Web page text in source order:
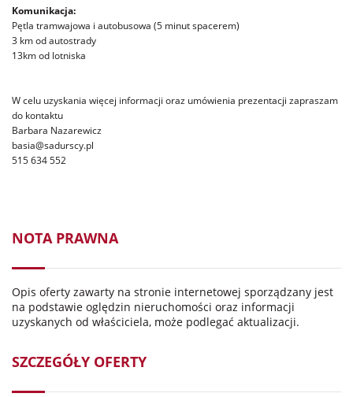
Komunikacja:
Pętla tramwajowa i autobusowa (5 minut spacerem)
3 km od autostrady
13km od lotniska
W celu uzyskania więcej informacji oraz umówienia prezentacji zapraszam
do kontaktu
Barbara Nazarewicz
basia@sadurscy.pl
515 634 552
NOTA PRAWNA
Opis oferty zawarty na stronie internetowej sporządzany jest
na podstawie oględzin nieruchomości oraz informacji
uzyskanych od właściciela, może podlegać aktualizacji.
SZCZEGÓŁY OFERTY